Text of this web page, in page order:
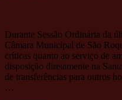
Durante Sessão Ordinária da
Câmara Municipal de São
críticas quanto ao serviço de
disposição diretamente na
de transferências para outros
…